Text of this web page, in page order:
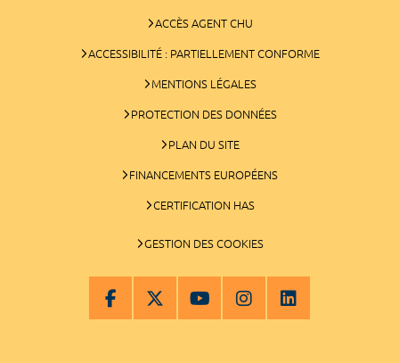
ACCÈS AGENT CHU
ACCESSIBILITÉ : PARTIELLEMENT CONFORME
MENTIONS LÉGALES
PROTECTION DES DONNÉES
PLAN DU SITE
FINANCEMENTS EUROPÉENS
CERTIFICATION HAS
GESTION DES COOKIES